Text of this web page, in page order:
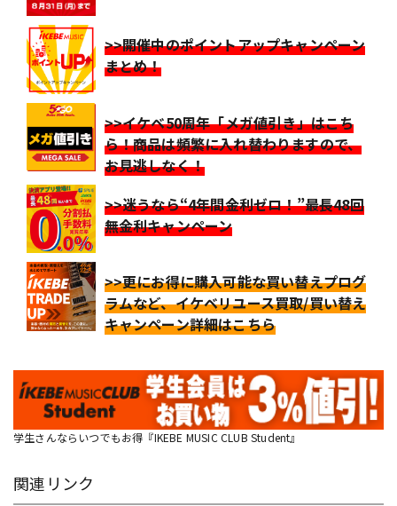
>>開催中のポイントアップキャンペーン
まとめ！
>>イケベ50周年「メガ値引き」はこち
ら！商品は頻繁に入れ替わりますので、
お見逃しなく！
>>迷うなら“4年間金利ゼロ！”最長48回
無金利キャンペーン
>>更にお得に購入可能な買い替えプログ
ラムなど、イケベリユース買取/買い替え
キャンペーン詳細はこちら
学生さんならいつでもお得『IKEBE MUSIC CLUB Student』
関連リンク